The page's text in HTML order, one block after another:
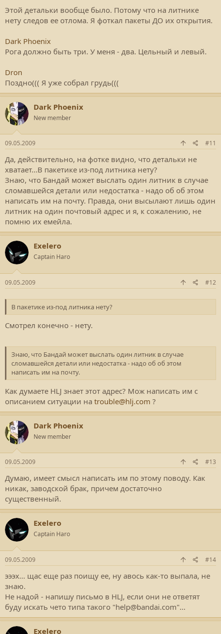
Этой детальки вообще было. Потому что на литнике
нету следов ее отлома. Я фоткал пакеты ДО их открытия.
Dark Phoenix
Рога должно быть три. У меня - два. Цельный и левый.
Dron
Поздно((( Я уже собрал грудь(((
Dark Phoenix
New member
09.05.2009 #11
Да, действительно, на фотке видно, что детальки не
хватает...В пакетике из-под литника нету?
Знаю, что Бандай может выслать один литник в случае
сломавшейся детали или недостатка - надо об об этом
написать им на почту. Правда, они высылают лишь один
литник на один почтовый адрес и я, к сожалению, не
помню их емейла.
Exelero
Captain Haro
09.05.2009 #12
В пакетике из-под литника нету?
Смотрел конечно - нету.
Знаю, что Бандай может выслать один литник в случае
сломавшейся детали или недостатка - надо об об этом
написать им на почту.
Как думаете HLJ знает этот адрес? Мож написать им с
описанием ситуации на trouble@hlj.com ?
Dark Phoenix
New member
09.05.2009 #13
Думаю, имеет смысл написать им по этому поводу. Как
никак, заводской брак, причем достаточно
существенный.
Exelero
Captain Haro
09.05.2009 #14
эээх... щас еще раз поищу ее, ну авось как-то выпала, не
знаю.
Не надой - напишу письмо в HLJ, если они не ответят
буду искать чето типа такого "help@bandai.com"...
Exelero